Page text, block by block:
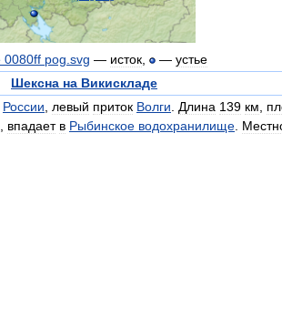
— исток — устье
Шексна на Викискладе
России левый приток Волги Длина 139 км
впадает в Рыбинское водохранилище